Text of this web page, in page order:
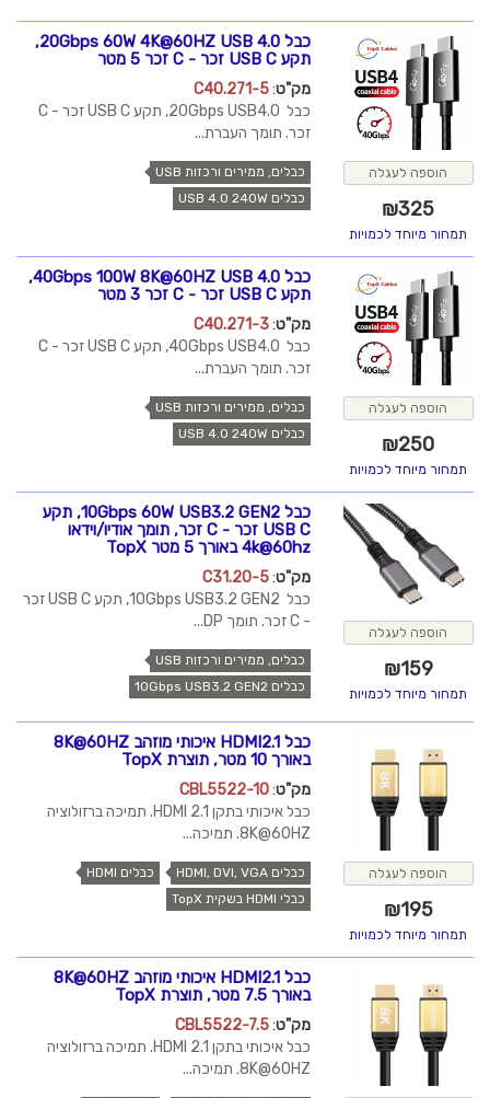
הוספה לעגלה
₪325
תמחור מיוחד לכמויות
כבל 20Gbps 60W 4K@60HZ USB 4.0,
תקע USB C זכר - C זכר 5 מטר
מק"ט:
C40.271-5
כבל 20Gbps USB4.0, תקע USB C זכר - C
זכר. תומך העברת...
כבלים, ממירים ורכזות USB
כבלים USB 4.0 240W
הוספה לעגלה
₪250
תמחור מיוחד לכמויות
כבל 40Gbps 100W 8K@60HZ USB 4.0,
תקע USB C זכר - C זכר 3 מטר
מק"ט:
C40.271-3
כבל 40Gbps USB4.0, תקע USB C זכר - C
זכר. תומך העברת...
כבלים, ממירים ורכזות USB
כבלים USB 4.0 240W
הוספה לעגלה
₪159
תמחור מיוחד לכמויות
כבל 10Gbps 60W USB3.2 GEN2, תקע
USB C זכר - C זכר, תומך אודיו/וידאו
4k@60hz באורך 5 מטר TopX
מק"ט:
C31.20-5
כבל 10Gbps USB3.2 GEN2, תקע USB C זכר
- C זכר. תומך DP...
כבלים, ממירים ורכזות USB
כבלים 10Gbps USB3.2 GEN2
הוספה לעגלה
₪195
תמחור מיוחד לכמויות
כבל HDMI2.1 איכותי מוזהב 8K@60HZ
באורך 10 מטר, תוצרת TopX
מק"ט:
CBL5522-10
כבל איכותי בתקן HDMI 2.1. תמיכה ברזולוציה
8K@60HZ. תמיכה...
כבלים HDMI, DVI, VGA
כבלים HDMI
כבלי HDMI בשקית TopX
כבל HDMI2.1 איכותי מוזהב 8K@60HZ
באורך 7.5 מטר, תוצרת TopX
מק"ט:
CBL5522-7.5
כבל איכותי בתקן HDMI 2.1. תמיכה ברזולוציה
8K@60HZ. תמיכה...